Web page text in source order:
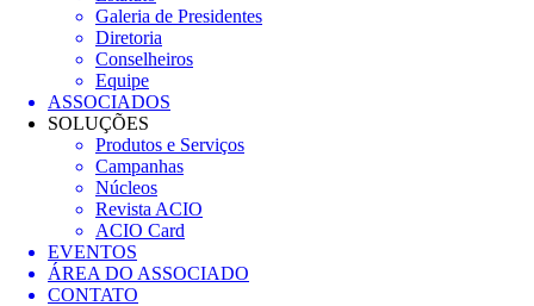
Galeria de Presidentes
Diretoria
Conselheiros
Equipe
ASSOCIADOS
SOLUÇÕES
Produtos e Serviços
Campanhas
Núcleos
Revista ACIO
ACIO Card
EVENTOS
ÁREA DO ASSOCIADO
CONTATO